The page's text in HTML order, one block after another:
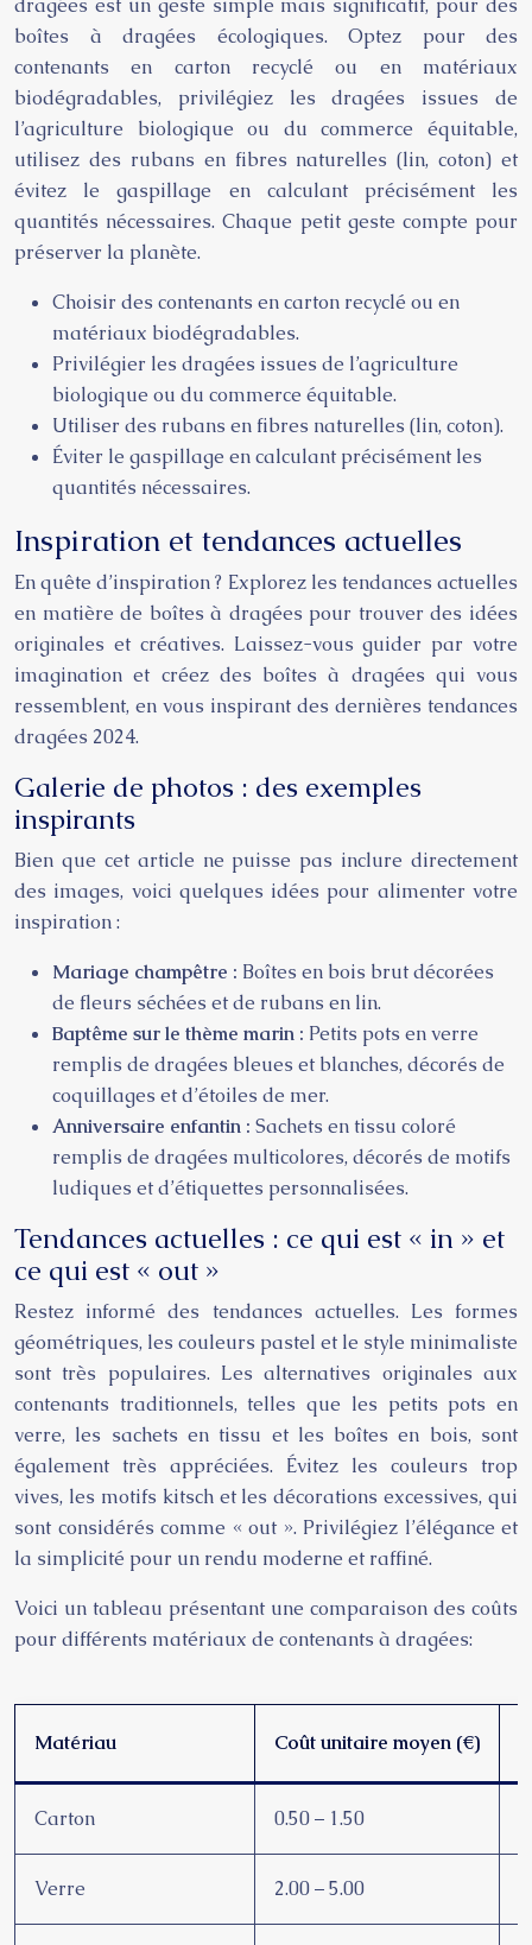
dragées est un geste simple mais significatif, pour des
boîtes à dragées écologiques. Optez pour des
contenants en carton recyclé ou en matériaux
biodégradables, privilégiez les dragées issues de
l’agriculture biologique ou du commerce équitable,
utilisez des rubans en fibres naturelles (lin, coton) et
évitez le gaspillage en calculant précisément les
quantités nécessaires. Chaque petit geste compte pour
préserver la planète.
Choisir des contenants en carton recyclé ou en
matériaux biodégradables.
Privilégier les dragées issues de l’agriculture
biologique ou du commerce équitable.
Utiliser des rubans en fibres naturelles (lin, coton).
Éviter le gaspillage en calculant précisément les
quantités nécessaires.
Inspiration et tendances actuelles
En quête d’inspiration ? Explorez les tendances actuelles
en matière de boîtes à dragées pour trouver des idées
originales et créatives. Laissez-vous guider par votre
imagination et créez des boîtes à dragées qui vous
ressemblent, en vous inspirant des dernières tendances
dragées 2024.
Galerie de photos : des exemples
inspirants
Bien que cet article ne puisse pas inclure directement
des images, voici quelques idées pour alimenter votre
inspiration :
Mariage champêtre : Boîtes en bois brut décorées
de fleurs séchées et de rubans en lin.
Baptême sur le thème marin : Petits pots en verre
remplis de dragées bleues et blanches, décorés de
coquillages et d’étoiles de mer.
Anniversaire enfantin : Sachets en tissu coloré
remplis de dragées multicolores, décorés de motifs
ludiques et d’étiquettes personnalisées.
Tendances actuelles : ce qui est « in » et
ce qui est « out »
Restez informé des tendances actuelles. Les formes
géométriques, les couleurs pastel et le style minimaliste
sont très populaires. Les alternatives originales aux
contenants traditionnels, telles que les petits pots en
verre, les sachets en tissu et les boîtes en bois, sont
également très appréciées. Évitez les couleurs trop
vives, les motifs kitsch et les décorations excessives, qui
sont considérés comme « out ». Privilégiez l’élégance et
la simplicité pour un rendu moderne et raffiné.
Voici un tableau présentant une comparaison des coûts
pour différents matériaux de contenants à dragées:
Matériau Coût unitaire moyen (€)
Carton 0.50 – 1.50
Verre 2.00 – 5.00